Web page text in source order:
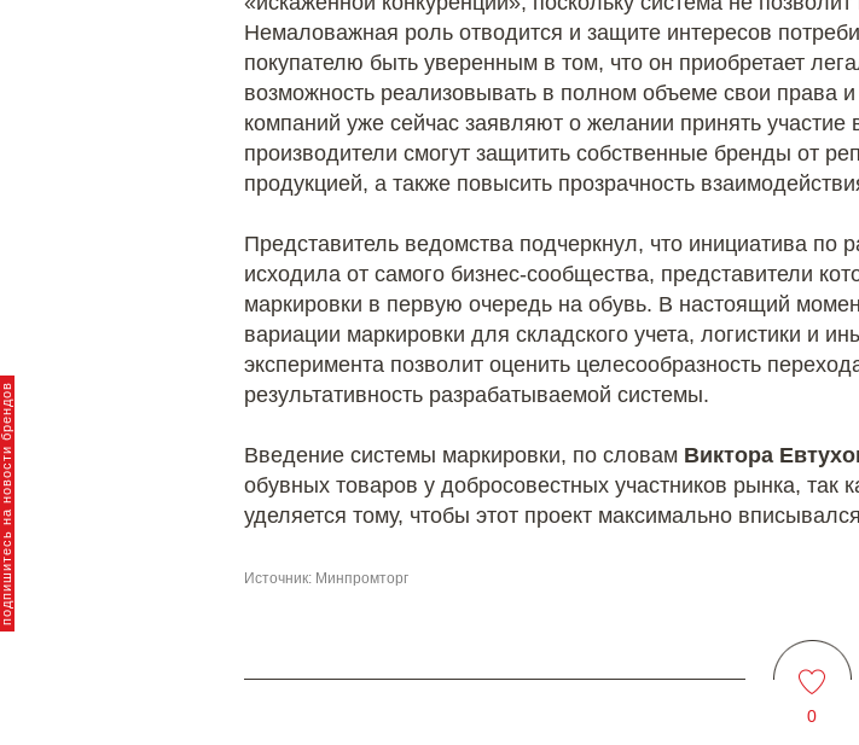
брендов
Немаловажная роль отводится и защите интересов
покупателю быть уверенным в том, что он приобретает
возможность реализовывать в полном объеме свои права
компаний уже сейчас заявляют о желании принять
производители смогут защитить собственные бренды от
продукцией, а также повысить прозрачность
Представитель ведомства подчеркнул, что инициатива
исходила от самого бизнес-сообщества, представители
маркировки в первую очередь на обувь. В настоящий
вариации маркировки для складского учета, логистики и
эксперимента позволит оценить целесообразность
результативность разрабатываемой системы.
Введение системы маркировки, по словам Виктора
обувных товаров у добросовестных участников рынка, так
уделяется тому, чтобы этот проект максимально
Источник: Минпромторг
0